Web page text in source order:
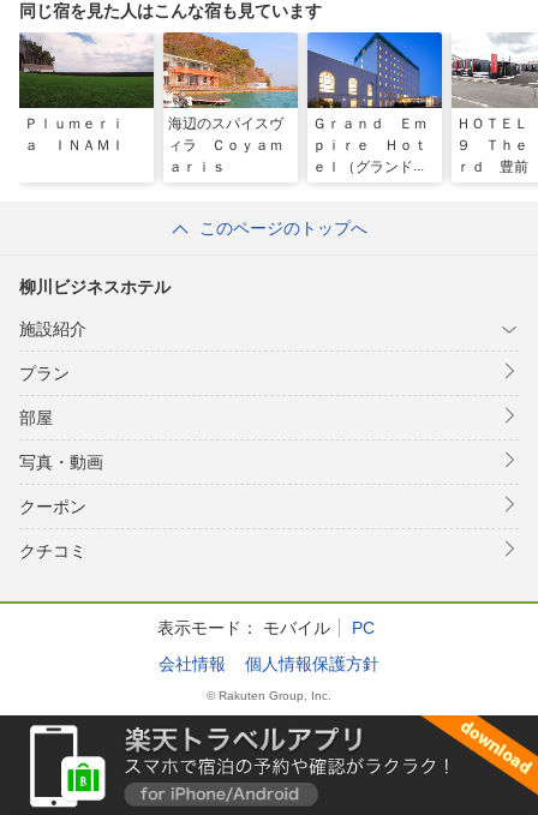
同じ宿を見た人はこんな宿も見ています
Ｐｌｕｍｅｒｉ
ａ ＩＮＡＭＩ
海辺のスパイスヴ
ィラ Ｃｏｙａｍ
ａｒｉｓ
Ｇｒａｎｄ Ｅｍ
ｐｉｒｅ Ｈｏｔ
ｅｌ（グランドエ
ＨＯＴＥ
９ Ｔｈｅ
ｒｄ 豊前
このページのトップへ
柳川ビジネスホテル
施設紹介
プラン
部屋
写真・動画
クーポン
クチコミ
表示モード： モバイル
PC
会社情報
個人情報保護方針
© Rakuten Group, Inc.